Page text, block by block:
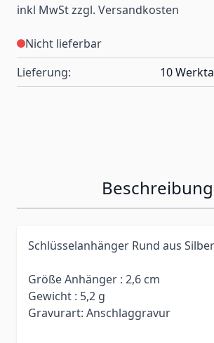
inkl MwSt zzgl. Versandkosten
Nicht lieferbar
Lieferung:
10
Beschreibung
Schlüsselanhänger Rund aus
Größe Anhänger : 2,6 cm
Gewicht : 5,2 g
Gravurart: Anschlaggravur